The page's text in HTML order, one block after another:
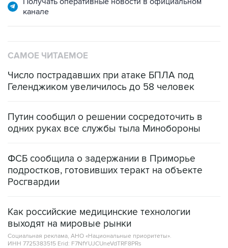
канале
САМОЕ ЧИТАЕМОЕ
Число пострадавших при атаке БПЛА под
Геленджиком увеличилось до 58 человек
Путин сообщил о решении сосредоточить в
одних руках все службы тыла Минобороны
ФСБ сообщила о задержании в Приморье
подростков, готовивших теракт на объекте
Росгвардии
Как российские медицинские технологии
выходят на мировые рынки
Социальная реклама, АНО «Национальные приоритеты».
ИНН 7725383515 Erid: F7NfYUJCUneVdTRF8PRs